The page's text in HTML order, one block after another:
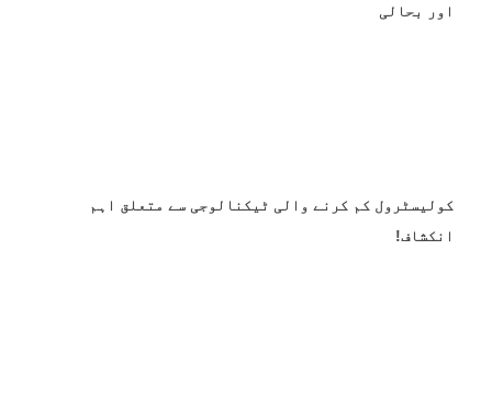
اور بحالی
کولیسٹرول کم کرنے والی ٹیکنالوجی سے متعلق اہم
انکشاف!